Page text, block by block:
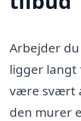
Arbejder
ligger langt
være svært
den murer